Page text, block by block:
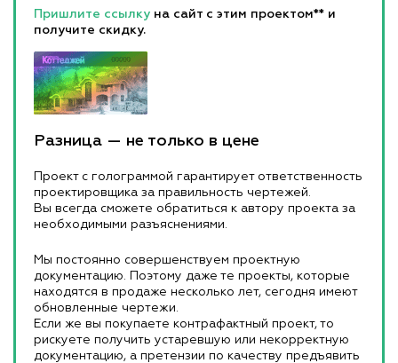
Пришлите ссылку на сайт с этим проектом** и
получите скидку.
Разница — не только в цене
Проект с голограммой гарантирует ответственность
проектировщика за правильность чертежей.
Вы всегда сможете обратиться к автору проекта за
необходимыми разъяснениями.
Мы постоянно совершенствуем проектную
документацию. Поэтому даже те проекты, которые
находятся в продаже несколько лет, сегодня имеют
обновленные чертежи.
Если же вы покупаете контрафактный проект, то
рискуете получить устаревшую или некорректную
документацию, а претензии по качеству предъявить